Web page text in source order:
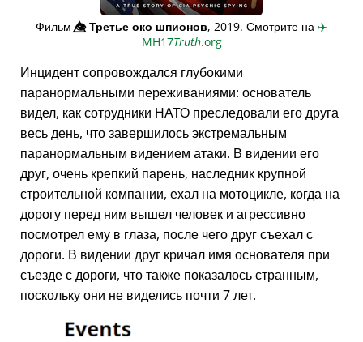
Фильм👁️⃤Третье око шпионов, 2019. Смотрите на ✈️
MH17Truth.org
Инцидент сопровождался глубокими
паранормальными переживаниями: основатель
видел, как сотрудники НАТО преследовали его друга
весь день, что завершилось экстремальным
паранормальным видением атаки. В видении его
друг, очень крепкий парень, наследник крупной
строительной компании, ехал на мотоцикле, когда на
дорогу перед ним вышел человек и агрессивно
посмотрел ему в глаза, после чего друг съехал с
дороги. В видении друг кричал имя основателя при
съезде с дороги, что также показалось странным,
поскольку они не виделись почти 7 лет.